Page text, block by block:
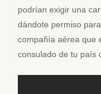
podrían exigir una
dándote permiso
compañía aérea que
consulado de tu país